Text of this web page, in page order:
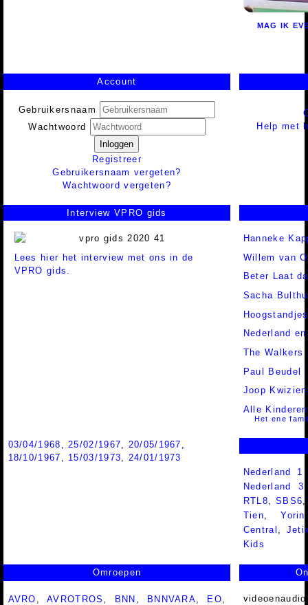
MAG IK
Account
Gebruikersnaam
Wachtwoord
Inloggen
Registreer
Gebruikersnaam vergeten?
Wachtwoord vergeten?
Help met
Interview VPRO gids
Lees hier het interview met ons in de
VPRO gids.
Hanneke
Willem van
Beter Laat
Sacha
Nederland
The Walkers
Paul Beudel
Joop Kwizien
Alle
Het ene
03/04/1968 25/02/1967 20/05/1967
18/10/1967
15/03/1973
24/01/1973
Nederland
Nederland
RTL8,SBS6
Tien,Yorin
Central ,
Kids
Omroepen
AVRO ,AVROTROS BNN BNNVARA EO